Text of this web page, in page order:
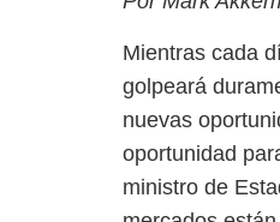
Las
armadas son
demanda de
demanda de
los nuevos